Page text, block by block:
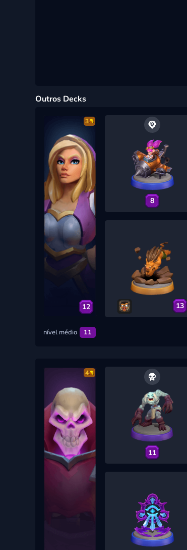
Outros Decks
3
12
8
13
nível médio 11
4
11